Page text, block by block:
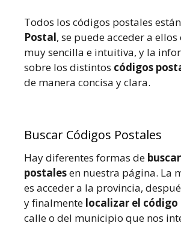
Todos los códigos postales
Postal, se puede acceder a
muy sencilla e intuitiva, y la
sobre los distintos códigos
de manera concisa y clara.
Buscar Códigos Postales
Hay diferentes formas de
postalesen nuestra página. La
es acceder a la provincia,
y finalmente localizar el código
calle o del municipio que nos